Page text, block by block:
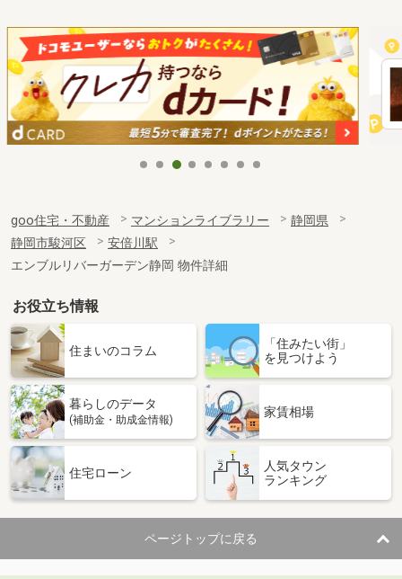
goo住宅・不動産 マンションライブラリー
静岡県
静岡市駿河区
安倍川駅
エンブルリバーガーデン静岡 物件詳細
お役立ち情報
住まいのコラム
「住みたい街」
を見つけよう
暮らしのデータ
(補助金・助成金情報)
家賃相場
住宅ローン
人気タウン
ランキング
ページトップに戻る